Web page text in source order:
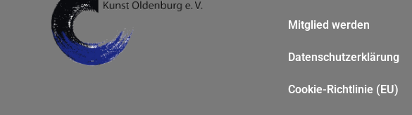
Mitglied werden
Datenschutzerklärung
Cookie-Richtlinie (EU)